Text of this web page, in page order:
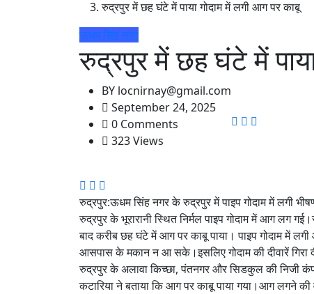
रुद्रपुर में छह घंटे में पाया गोदाम में लगी आग पर काबू
ऊधम सिंह नगर
रुद्रपुर में छह घंटे में
BY locnirnay@gmail.com
September 24, 2025
0 Comments
323 Views
रुद्रपुर:ऊधम सिंह नगर के रुद्रपुर में पाइप गोदाम में लगी
रुद्रपुर के भूरारानी स्थित निर्मल पाइप गोदाम में आग लग
बाद करीब छह घंटे में आग पर काबू पाया। पाइप गोदाम में
आसपास के मकान न आ सके।इसलिए गोदाम की दीवारें
रुद्रपुर के अलावा किच्छा, पंतनगर और सिडकुल की निजी
कटारिया ने बताया कि आग पर काबू पाया गया।आग लगने की